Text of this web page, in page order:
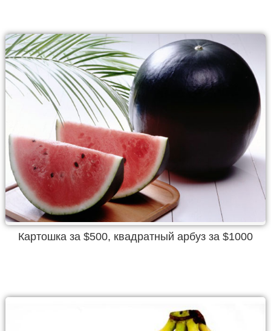
Картошка за $500, квадратный арбуз за $1000